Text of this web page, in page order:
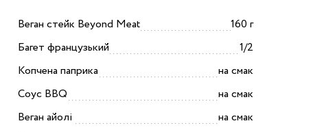
Веган стейк Beyond Meat
160 г
Багет французький
1/2
Копчена паприка
на смак
Соус BBQ
на смак
Веган айолі
на смак